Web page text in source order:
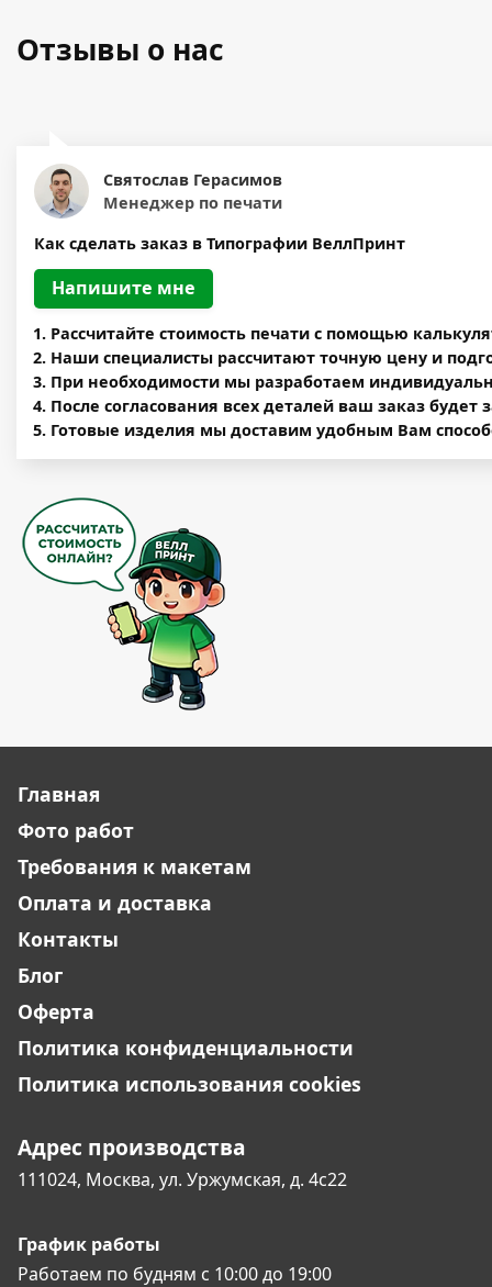
Отзывы о нас
Святослав Герасимов
Менеджер по печати
Напишите мне
Как сделать заказ в Типографии ВеллПринт
Рассчитайте стоимость печати c помощью
Наши специалисты рассчитают точную цену и
При необходимости мы разработаем
После согласования всех деталей ваш заказ будет
Готовые изделия мы доставим удобным Вам
Главная
Фото работ
Требования к макетам
Оплата и доставка
Контакты
Блог
Оферта
Политика конфиденциальности
Политика использования cookies
Адрес производства
111024, Москва, ул. Уржумская, д. 4с22
График работы
Работаем по будням с 10:00 до 19:00